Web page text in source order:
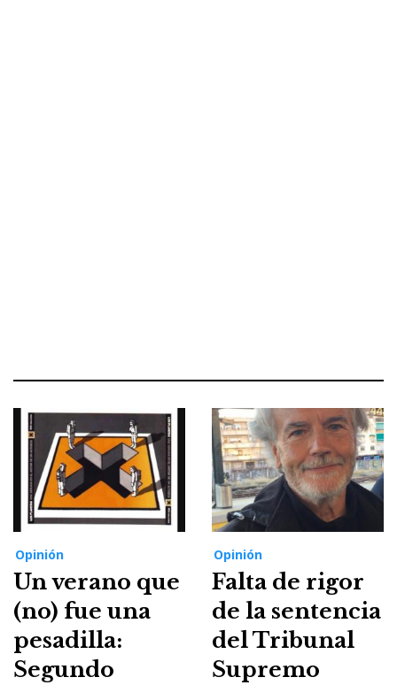
Opinión
Un verano que
(no) fue una
pesadilla:
Segundo
Opinión
Falta de rigor
de la sentencia
del Tribunal
Supremo